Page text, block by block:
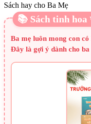
Sách hay cho Ba Mẹ
📚 Sách tinh hoa
Ba mẹ luôn mong con
Đây là gợi ý dành cho ba